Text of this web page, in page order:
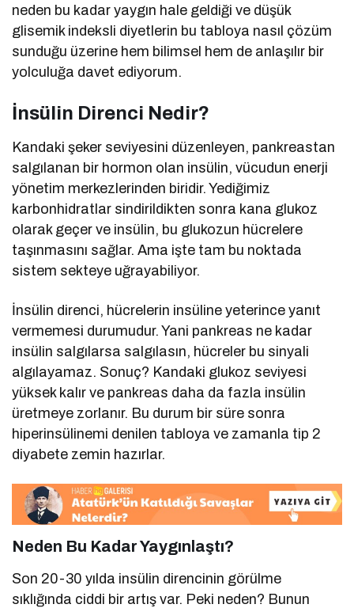
neden bu kadar yaygın hale geldiği ve düşük
glisemik indeksli diyetlerin bu tabloya nasıl çözüm
sunduğu üzerine hem bilimsel hem de anlaşılır bir
yolculuğa davet ediyorum.
İnsülin Direnci Nedir?
Kandaki şeker seviyesini düzenleyen, pankreastan
salgılanan bir hormon olan insülin, vücudun enerji
yönetim merkezlerinden biridir. Yediğimiz
karbonhidratlar sindirildikten sonra kana glukoz
olarak geçer ve insülin, bu glukozun hücrelere
taşınmasını sağlar. Ama işte tam bu noktada
sistem sekteye uğrayabiliyor.
İnsülin direnci, hücrelerin insüline yeterince yanıt
vermemesi durumudur. Yani pankreas ne kadar
insülin salgılarsa salgılasın, hücreler bu sinyali
algılayamaz. Sonuç? Kandaki glukoz seviyesi
yüksek kalır ve pankreas daha da fazla insülin
üretmeye zorlanır. Bu durum bir süre sonra
hiperinsülinemi denilen tabloya ve zamanla tip 2
diyabete zemin hazırlar.
Neden Bu Kadar Yaygınlaştı?
Son 20-30 yılda insülin direncinin görülme
sıklığında ciddi bir artış var. Peki neden? Bunun